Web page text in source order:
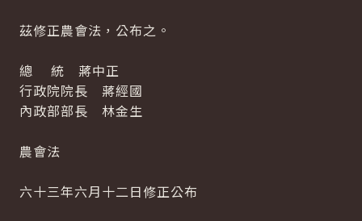
茲修正農會法，公布之。
總 統 蔣中正
行政院院長 蔣經國
內政部部長 林金生
農會法
六十三年六月十二日修正公布